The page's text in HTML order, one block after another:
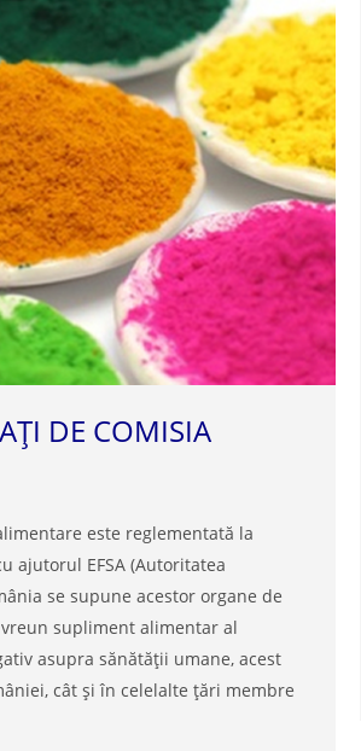
DE COMISIA
este reglementată la
ajutorul EFSA (Autoritatea
se supune acestor organe de
supliment alimentar al
asupra sănătăţii umane, acest
cât și în celelalte țări membre